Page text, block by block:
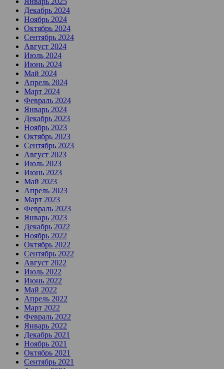
Декабрь 2024
Ноябрь 2024
Октябрь 2024
Сентябрь 2024
Август 2024
Июль 2024
Июнь 2024
Май 2024
Апрель 2024
Март 2024
Февраль 2024
Январь 2024
Декабрь 2023
Ноябрь 2023
Октябрь 2023
Сентябрь 2023
Август 2023
Июль 2023
Июнь 2023
Май 2023
Апрель 2023
Март 2023
Февраль 2023
Январь 2023
Декабрь 2022
Ноябрь 2022
Октябрь 2022
Сентябрь 2022
Август 2022
Июль 2022
Июнь 2022
Май 2022
Апрель 2022
Март 2022
Февраль 2022
Январь 2022
Декабрь 2021
Ноябрь 2021
Октябрь 2021
Сентябрь 2021